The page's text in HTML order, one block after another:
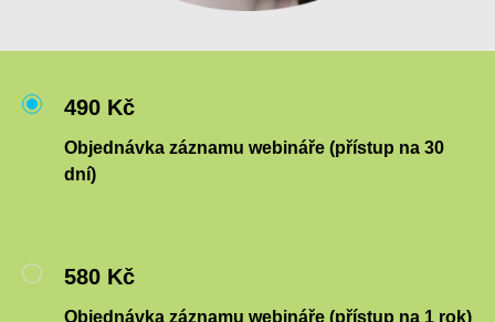
490 Kč
Objednávka záznamu webináře (přístup na 30
dní)
580 Kč
Objednávka záznamu webináře (přístup na 1 rok)